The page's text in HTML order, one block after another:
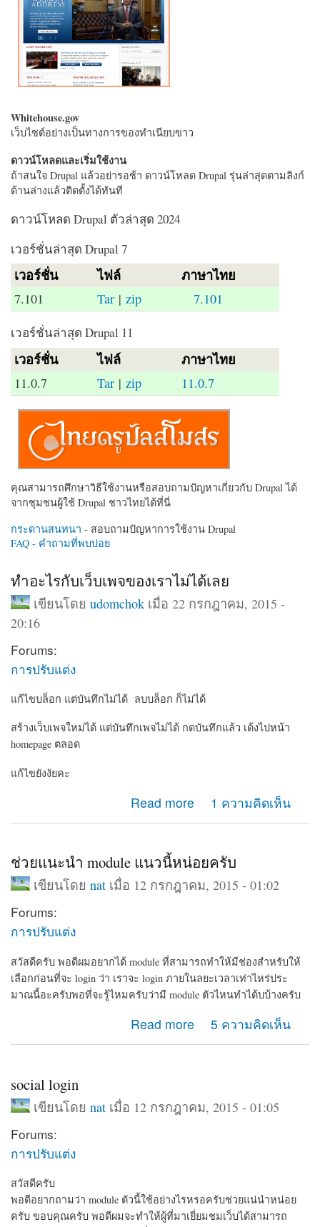
Whitehouse.gov
เว็บไซต์อย่างเป็นทางการของทำเนียบขาว
ดาวน์โหลดและเริ่มใช้งาน
ถ้าสนใจ Drupal แล้วอย่ารอช้า ดาวน์โหลด Drupal รุ่นล่าสุดตามลิงก์
ด้านล่างแล้วติดตั้งได้ทันที
ดาวน์โหลด Drupal ตัวล่าสุด 2024
เวอร์ชั่นล่าสุด Drupal 7
เวอร์ชั่น ไฟล์ ภาษาไทย
7.101 Tar |zip 7.101
เวอร์ชั่นล่าสุด Drupal 11
เวอร์ชั่น ไฟล์ ภาษาไทย
11.0.7 Tar | zip 11.0.7
คุณสามารถศึกษาวิธีใช้งานหรือสอบถามปัญหาเกี่ยวกับ Drupal ได้
จากชุมชนผู้ใช้ Drupal ชาวไทยได้ที่นี่
กระดานสนทนา - สอบถามปัญหาการใช้งาน Drupal
FAQ - คำถามที่พบบ่อย
ทำอะไรกับเว็บเพจของเราไม่ได้เลย
เขียนโดย udomchokเมื่อ 22 กรกฎาคม, 2015 -
20:16
Forums:
การปรับแต่ง
แก้ไขบล็อก แต่บันทึกไม่ได้ ลบบล็อก ก็ไม่ได้
สร้างเว็บเพจใหม่ได้ แต่บันทึกเพจไม่ได้ กดบันทึกแล้ว เด้งไปหน้า
homepage ตลอด
แก้ไขยังงัยคะ
Read more
about ทำอะไรกับเว็บเพจของเราไม่ได้เลย1 ความคิดเห็น
ช่วยแนะนำ module แนวนี้หน่อยครับ
เขียนโดย natเมื่อ 12 กรกฎาคม, 2015 - 01:02
Forums:
การปรับแต่ง
สวัสดีครับ พอดีผมอยากได้ module ที่สามารถทำให้มีช่องสำหรับให้
เลือกก่อนที่จะ login ว่า เราจะ login ภายในลยะเวลาเท่าไหร่ประ
มาณนี้อะครับพอที่จะรู้ไหมครับว่ามี module ตัวไหนทำได้บบ้างครับ
Read more
about ช่วยแนะนำ module แนวนี้หน่อยครับ5 ความคิดเห็น
social login
เขียนโดย natเมื่อ 12 กรกฎาคม, 2015 - 01:05
Forums:
การปรับแต่ง
สวัสดีครับ
พอดีอยากถามว่า module ตัวนี้ใช้อย่างไรหรอครับช่วยแน่นำหน่อย
ครับ ขอบคุณครับ พอดีผมจะทำให้ผู้ที่มาเยี่ยมชมเว็บได้สามารถ